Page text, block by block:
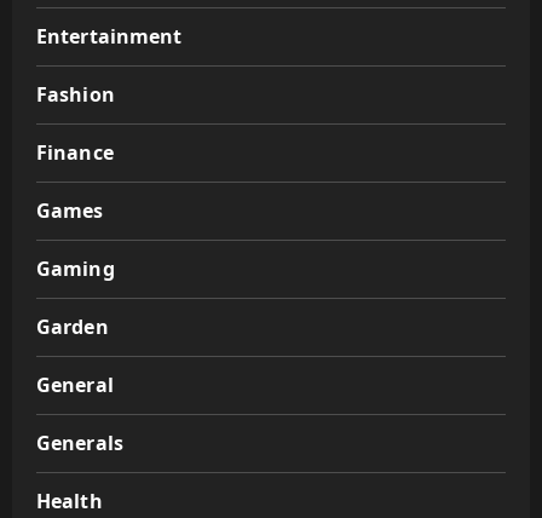
Entertainment
Fashion
Finance
Games
Gaming
Garden
General
Generals
Health